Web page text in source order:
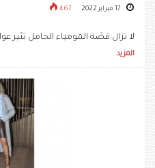
467
لا تزال قصّة المومياء الحامل تثير
المزيد